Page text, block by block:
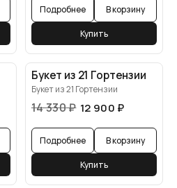
Подробнее В корзину
Купить
Букет из 21 Гортензии
Букет из 21 Гортензии
14 330₽ 12 900 ₽
Подробнее В корзину
Купить